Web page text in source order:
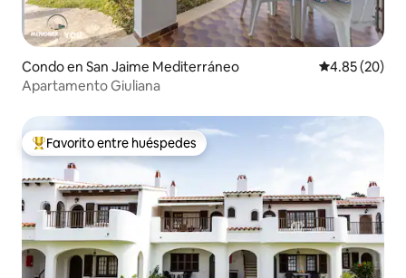
Condo en San Jaime Mediterráneo Calificación
4.85 (20)
Apartamento Giuliana
Favorito entre huéspedes preferido
Favorito entre huéspedes